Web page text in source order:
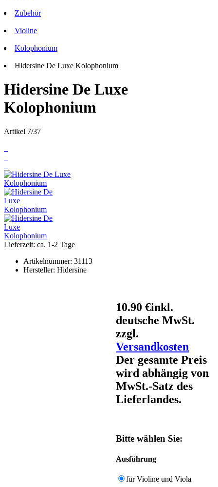
Zubehör
Violine
Kolophonium
Hidersine De Luxe Kolophonium
Hidersine De Luxe
Kolophonium
Artikel 7/37
Lieferzeit: ca. 1-2 Tage
Artikelnummer: 31113
Hersteller: Hidersine
10.90 €inkl.
deutsche MwSt.
zzgl.
Versandkosten
Der gesamte Preis
wird abhängig von
MwSt.-Satz des
Lieferlandes.
Bitte wählen Sie:
Ausführung
für Violine und Viola